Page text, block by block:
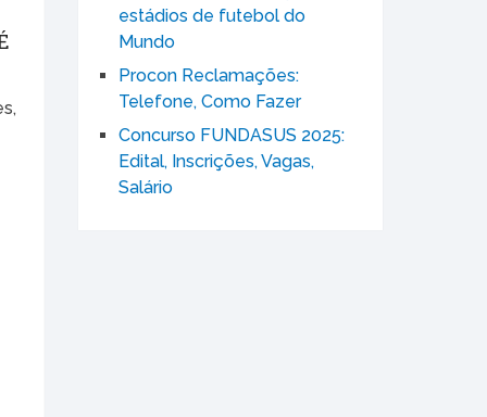
estádios de futebol do
Mundo
Procon Reclamações:
Telefone, Como Fazer
Concurso FUNDASUS 2025:
Edital, Inscrições, Vagas,
Salário